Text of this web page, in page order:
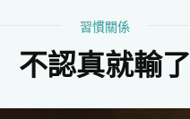
習慣關係
不認真就輸了